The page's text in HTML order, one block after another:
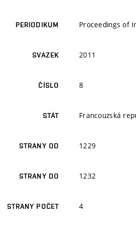
PERIODIKUM Proceedings of
SVAZEK 2011
ČÍSLO 8
STÁT Francouzská
STRANY OD 1229
STRANY DO 1232
STRANY POČET 4